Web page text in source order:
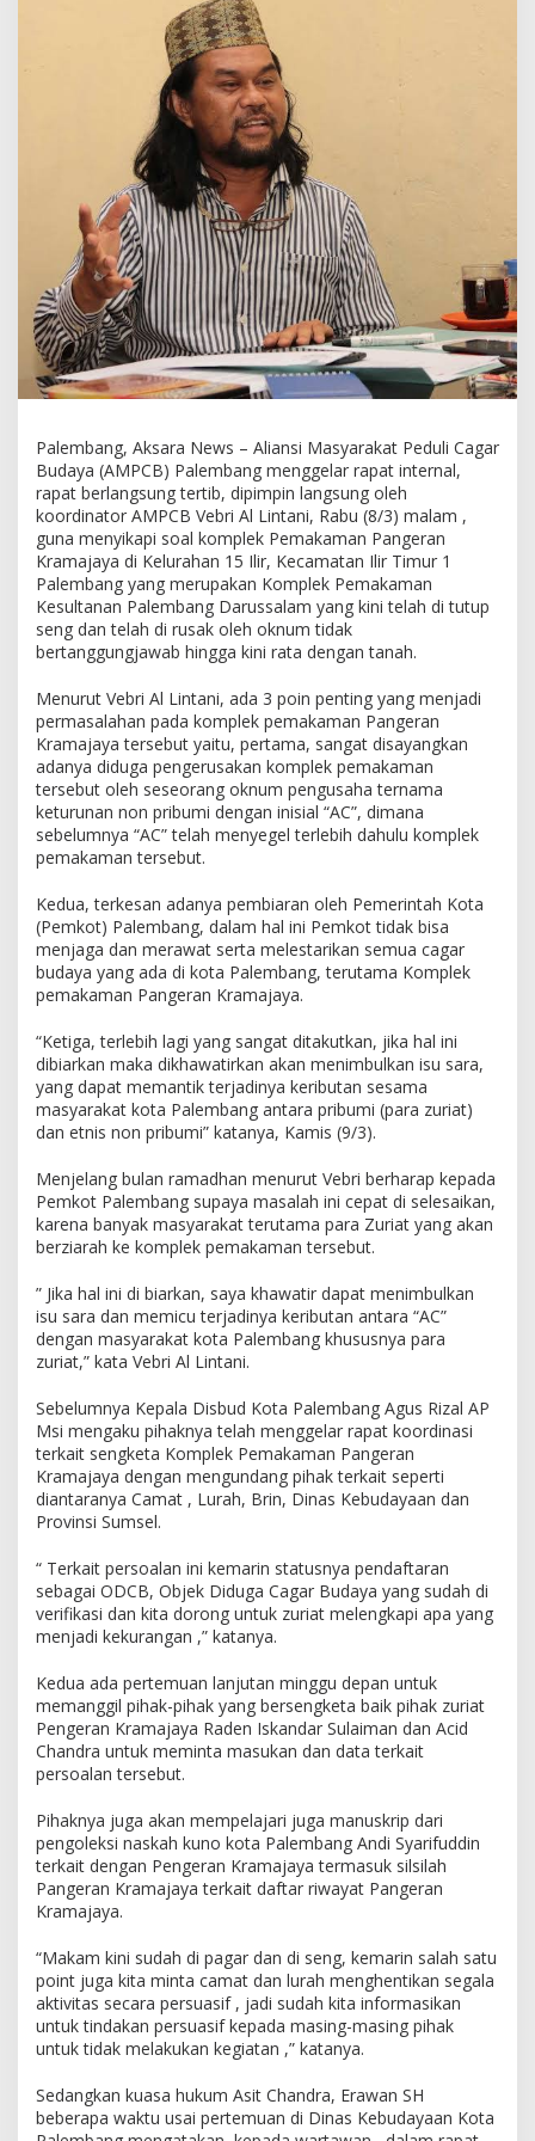
a
m
a
n
P
a
n
g
e
r
a
n
K
r
a
m
a
j
a
K
i
n
i
R
a
t
a
D
e
g
a
n
T
a
n
a
D
i
r
u
s
O
k
n
u
m
i
d
a
k
e
r
t
a
g
g
u
n
g
j
a
b
Palembang, Aksara News – Aliansi Masyarakat Peduli Cagar
Budaya (AMPCB) Palembang menggelar rapat internal,
rapat berlangsung tertib, dipimpin langsung oleh
koordinator AMPCB Vebri Al Lintani, Rabu (8/3) malam ,
guna menyikapi soal komplek Pemakaman Pangeran
Kramajaya di Kelurahan 15 Ilir, Kecamatan Ilir Timur 1
Palembang yang merupakan Komplek Pemakaman
Kesultanan Palembang Darussalam yang kini telah di tutup
seng dan telah di rusak oleh oknum tidak
bertanggungjawab hingga kini rata dengan tanah.
Menurut Vebri Al Lintani, ada 3 poin penting yang menjadi
permasalahan pada komplek pemakaman Pangeran
Kramajaya tersebut yaitu, pertama, sangat disayangkan
adanya diduga pengerusakan komplek pemakaman
tersebut oleh seseorang oknum pengusaha ternama
keturunan non pribumi dengan inisial “AC”, dimana
sebelumnya “AC” telah menyegel terlebih dahulu komplek
pemakaman tersebut.
Kedua, terkesan adanya pembiaran oleh Pemerintah Kota
(Pemkot) Palembang, dalam hal ini Pemkot tidak bisa
menjaga dan merawat serta melestarikan semua cagar
budaya yang ada di kota Palembang, terutama Komplek
pemakaman Pangeran Kramajaya.
“Ketiga, terlebih lagi yang sangat ditakutkan, jika hal ini
dibiarkan maka dikhawatirkan akan menimbulkan isu sara,
yang dapat memantik terjadinya keributan sesama
masyarakat kota Palembang antara pribumi (para zuriat)
dan etnis non pribumi” katanya, Kamis (9/3).
Menjelang bulan ramadhan menurut Vebri berharap kepada
Pemkot Palembang supaya masalah ini cepat di selesaikan,
karena banyak masyarakat terutama para Zuriat yang akan
berziarah ke komplek pemakaman tersebut.
” Jika hal ini di biarkan, saya khawatir dapat menimbulkan
isu sara dan memicu terjadinya keributan antara “AC”
dengan masyarakat kota Palembang khususnya para
zuriat,” kata Vebri Al Lintani.
Sebelumnya Kepala Disbud Kota Palembang Agus Rizal AP
Msi mengaku pihaknya telah menggelar rapat koordinasi
terkait sengketa Komplek Pemakaman Pangeran
Kramajaya dengan mengundang pihak terkait seperti
diantaranya Camat , Lurah, Brin, Dinas Kebudayaan dan
Provinsi Sumsel.
“ Terkait persoalan ini kemarin statusnya pendaftaran
sebagai ODCB, Objek Diduga Cagar Budaya yang sudah di
verifikasi dan kita dorong untuk zuriat melengkapi apa yang
menjadi kekurangan ,” katanya.
Kedua ada pertemuan lanjutan minggu depan untuk
memanggil pihak-pihak yang bersengketa baik pihak zuriat
Pengeran Kramajaya Raden Iskandar Sulaiman dan Acid
Chandra untuk meminta masukan dan data terkait
persoalan tersebut.
Pihaknya juga akan mempelajari juga manuskrip dari
pengoleksi naskah kuno kota Palembang Andi Syarifuddin
terkait dengan Pengeran Kramajaya termasuk silsilah
Pangeran Kramajaya terkait daftar riwayat Pangeran
Kramajaya.
“Makam kini sudah di pagar dan di seng, kemarin salah satu
point juga kita minta camat dan lurah menghentikan segala
aktivitas secara persuasif , jadi sudah kita informasikan
untuk tindakan persuasif kepada masing-masing pihak
untuk tidak melakukan kegiatan ,” katanya.
Sedangkan kuasa hukum Asit Chandra, Erawan SH
beberapa waktu usai pertemuan di Dinas Kebudayaan Kota